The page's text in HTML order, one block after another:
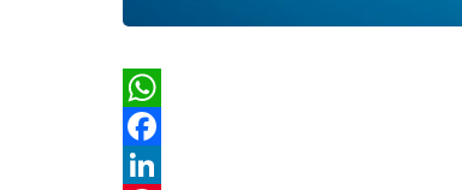
WhatsApp
Facebook